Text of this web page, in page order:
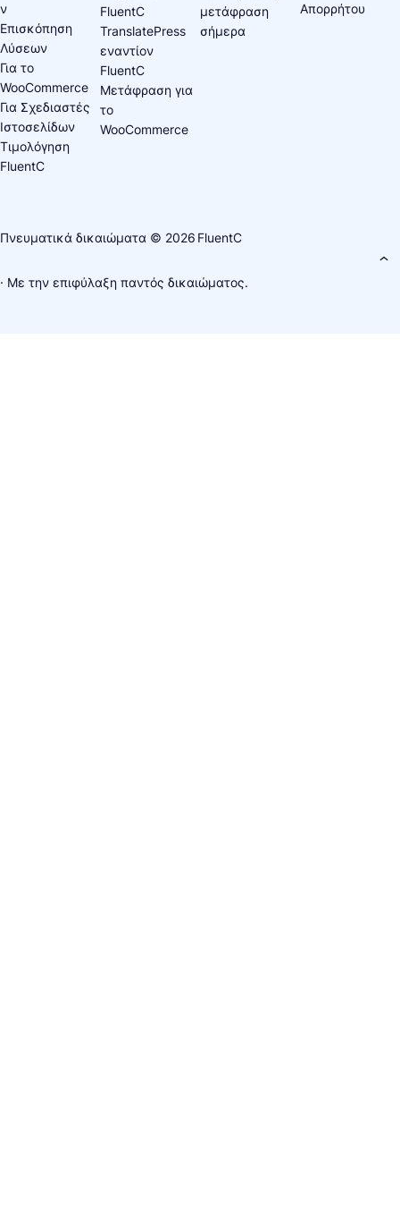
ν
Επισκόπηση
Λύσεων
Για το
WooCommerce
Για Σχεδιαστές
Ιστοσελίδων
Τιμολόγηση
FluentC
FluentC
TranslatePress
εναντίον
FluentC
Μετάφραση για
το
WooCommerce
μετάφραση
σήμερα
Απορρήτου
Πνευματικά δικαιώματα © 2026 FluentC
· Με την επιφύλαξη παντός δικαιώματος.